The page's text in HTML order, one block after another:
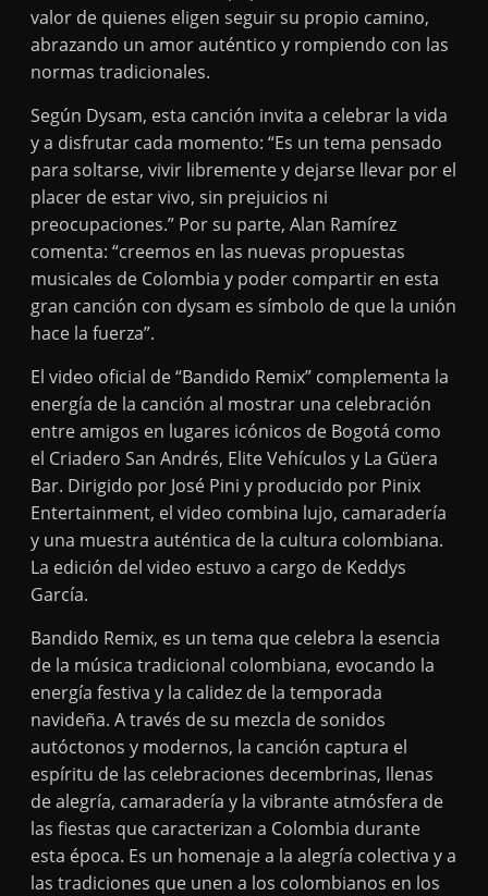
valor de quienes eligen seguir su propio camino,
abrazando un amor auténtico y rompiendo con las
normas tradicionales.
Según Dysam, esta canción invita a celebrar la vida
y a disfrutar cada momento: “Es un tema pensado
para soltarse, vivir libremente y dejarse llevar por el
placer de estar vivo, sin prejuicios ni
preocupaciones.” Por su parte, Alan Ramírez
comenta: “creemos en las nuevas propuestas
musicales de Colombia y poder compartir en esta
gran canción con dysam es símbolo de que la unión
hace la fuerza”.
El video oficial de “Bandido Remix” complementa la
energía de la canción al mostrar una celebración
entre amigos en lugares icónicos de Bogotá como
el Criadero San Andrés, Elite Vehículos y La Güera
Bar. Dirigido por José Pini y producido por Pinix
Entertainment, el video combina lujo, camaradería
y una muestra auténtica de la cultura colombiana.
La edición del video estuvo a cargo de Keddys
García.
Bandido Remix, es un tema que celebra la esencia
de la música tradicional colombiana, evocando la
energía festiva y la calidez de la temporada
navideña. A través de su mezcla de sonidos
autóctonos y modernos, la canción captura el
espíritu de las celebraciones decembrinas, llenas
de alegría, camaradería y la vibrante atmósfera de
las fiestas que caracterizan a Colombia durante
esta época. Es un homenaje a la alegría colectiva y a
las tradiciones que unen a los colombianos en los